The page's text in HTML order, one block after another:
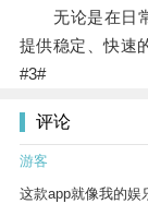
无论是在日常
提供稳定、快速
#3#
评论
游客
这款app就像我的娱